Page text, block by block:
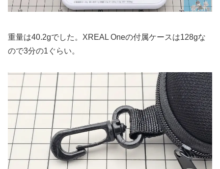
重量は40.2gでした。XREAL Oneの付属ケースは128gな
ので3分の1ぐらい。